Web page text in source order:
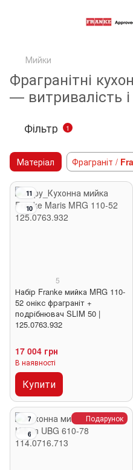
Мийки
Фрагранітні
— витривалість
Фільтр 1
Матеріал Фраграніт /
11
10
5
Набір Franke мийка MRG 110-
52 онікс фраграніт +
подрібнювач SLIM 50 |
125.0763.932
17 004 грн
В наявності
Купити
Подарунок
7
6